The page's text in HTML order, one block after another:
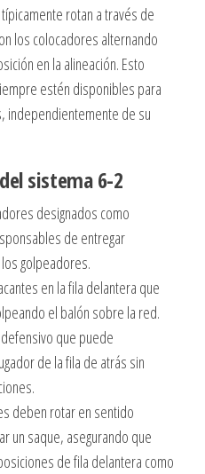
rotan a través de
los colocadores alternando
en la alineación. Esto
estén disponibles para
independientemente de su
sistema 6-2
designados como
de entregar
golpeadores.
en la fila delantera que
el balón sobre la red.
que puede
de la fila de atrás sin
deben rotar en sentido
un saque, asegurando que
de fila delantera como